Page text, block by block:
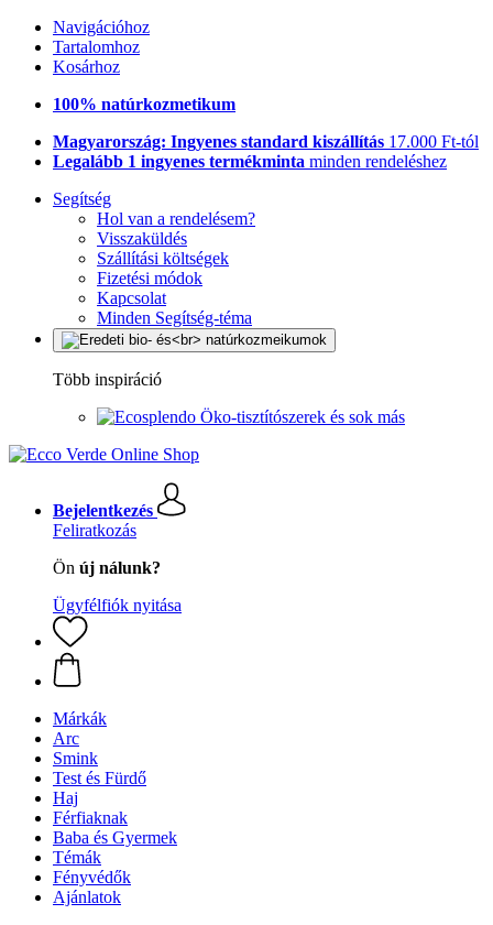
Navigációhoz
Tartalomhoz
Kosárhoz
100% natúrkozmetikum
Magyarország: Ingyenes standard kiszállítás 17.000 Ft-tól
Legalább 1 ingyenes termékminta minden rendeléshez
Segítség
Hol van a rendelésem?
Visszaküldés
Szállítási költségek
Fizetési módok
Kapcsolat
Minden Segítség-téma
Több inspiráció
Öko-tisztítószerek és sok más
Bejelentkezés
Feliratkozás
Ön új nálunk?
Ügyfélfiók nyitása
Márkák
Arc
Smink
Test és Fürdő
Haj
Férfiaknak
Baba és Gyermek
Témák
Fényvédők
Ajánlatok